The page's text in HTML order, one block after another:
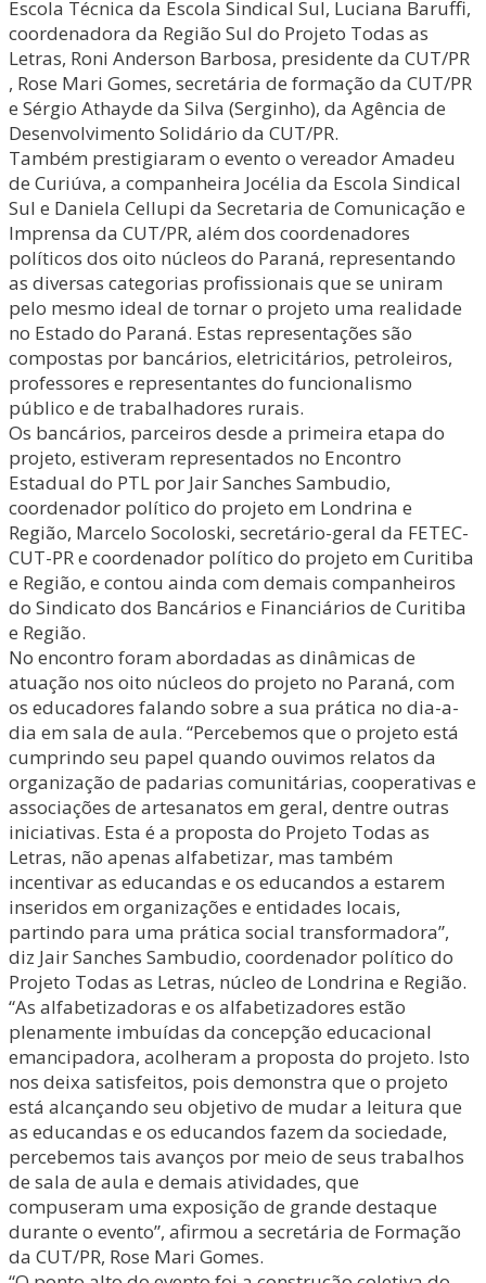
Escola Técnica da Escola Sindical Sul, Luciana Baruffi,
coordenadora da Região Sul do Projeto Todas as
Letras, Roni Anderson Barbosa, presidente da CUT/PR
, Rose Mari Gomes, secretária de formação da CUT/PR
e Sérgio Athayde da Silva (Serginho), da Agência de
Desenvolvimento Solidário da CUT/PR.
Também prestigiaram o evento o vereador Amadeu
de Curiúva, a companheira Jocélia da Escola Sindical
Sul e Daniela Cellupi da Secretaria de Comunicação e
Imprensa da CUT/PR, além dos coordenadores
políticos dos oito núcleos do Paraná, representando
as diversas categorias profissionais que se uniram
pelo mesmo ideal de tornar o projeto uma realidade
no Estado do Paraná. Estas representações são
compostas por bancários, eletricitários, petroleiros,
professores e representantes do funcionalismo
público e de trabalhadores rurais.
Os bancários, parceiros desde a primeira etapa do
projeto, estiveram representados no Encontro
Estadual do PTL por Jair Sanches Sambudio,
coordenador político do projeto em Londrina e
Região, Marcelo Socoloski, secretário-geral da FETEC-
CUT-PR e coordenador político do projeto em Curitiba
e Região, e contou ainda com demais companheiros
do Sindicato dos Bancários e Financiários de Curitiba
e Região.
No encontro foram abordadas as dinâmicas de
atuação nos oito núcleos do projeto no Paraná, com
os educadores falando sobre a sua prática no dia-a-
dia em sala de aula. “Percebemos que o projeto está
cumprindo seu papel quando ouvimos relatos da
organização de padarias comunitárias, cooperativas e
associações de artesanatos em geral, dentre outras
iniciativas. Esta é a proposta do Projeto Todas as
Letras, não apenas alfabetizar, mas também
incentivar as educandas e os educandos a estarem
inseridos em organizações e entidades locais,
partindo para uma prática social transformadora”,
diz Jair Sanches Sambudio, coordenador político do
Projeto Todas as Letras, núcleo de Londrina e Região.
“As alfabetizadoras e os alfabetizadores estão
plenamente imbuídas da concepção educacional
emancipadora, acolheram a proposta do projeto. Isto
nos deixa satisfeitos, pois demonstra que o projeto
está alcançando seu objetivo de mudar a leitura que
as educandas e os educandos fazem da sociedade,
percebemos tais avanços por meio de seus trabalhos
de sala de aula e demais atividades, que
compuseram uma exposição de grande destaque
durante o evento”, afirmou a secretária de Formação
da CUT/PR, Rose Mari Gomes.